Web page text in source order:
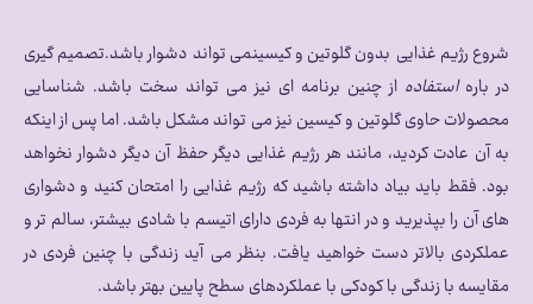
شروع رژیم غذایی بدون گلوتین و کیسینمی تواند دشوار باشد.تصمیم گیری
در بارهاستفاده از چنین برنامه ای نیز می تواند سخت باشد. شناسایی
محصولات حاوی گلوتین و کیسین نیز می تواند مشکل باشد. اما پس از اینکه
به آن عادت کردید، مانند هر رژیم غذایی دیگر حفظ آن دیگر دشوار نخواهد
بود. فقط باید بیاد داشته باشید که رژیم غذایی را امتحان کنید و دشواری
های آن را بپذیرید و در انتها به فردی دارای اتیسم با شادی بیشتر، سالم تر و
عملکردی بالاتر دست خواهید یافت. بنظر می آید زندگی با چنین فردی در
مقایسه با زندگی با کودکی با عملکردهای سطح پایین بهتر باشد.